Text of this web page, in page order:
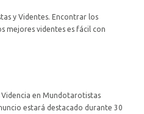
y Videntes. Encontrar los
mejores videntes es fácil con
en Mundotarotistas
estará destacado durante 30